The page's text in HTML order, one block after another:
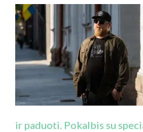
ir paduoti. Pokalbis su